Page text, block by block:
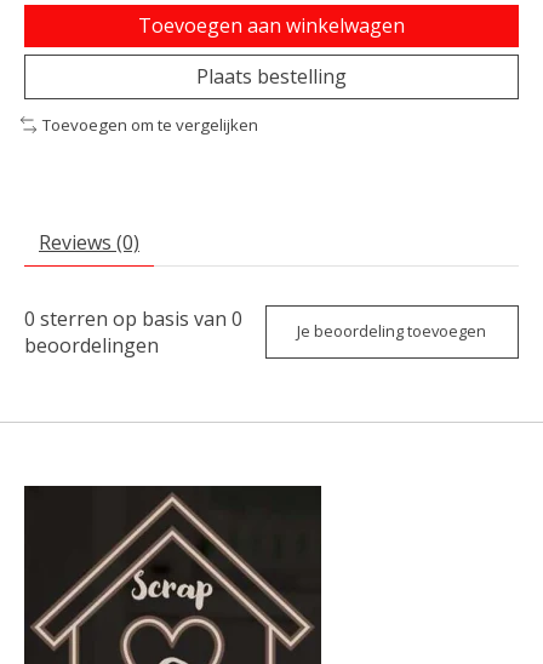
Toevoegen aan winkelwagen
Plaats bestelling
Toevoegen om te vergelijken
Reviews (0)
0 sterren op basis van 0
beoordelingen
Je beoordeling toevoegen